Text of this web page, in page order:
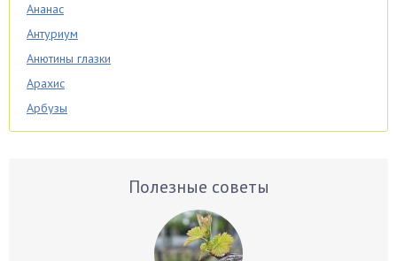
Ананас
Антуриум
Анютины глазки
Арахис
Арбузы
Аспарагус
Полезные советы